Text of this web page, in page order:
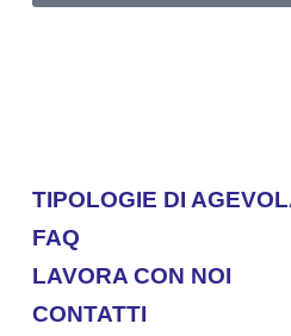
TIPOLOGIE DI
FAQ
LAVORA CON NOI
CONTATTI